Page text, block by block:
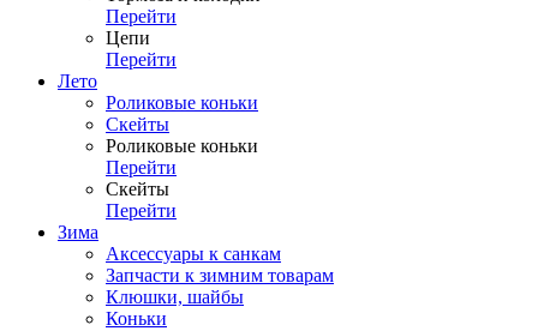
Перейти
Цепи
Перейти
Лето
Роликовые коньки
Скейты
Роликовые коньки
Перейти
Скейты
Перейти
Зима
Аксессуары к санкам
Запчасти к зимним товарам
Клюшки, шайбы
Коньки